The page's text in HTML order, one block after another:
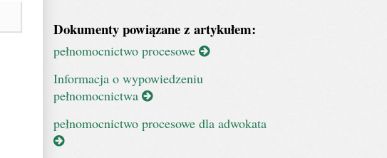
Dokumenty powiązane z artykułem:
pełnomocnictwo procesowe
Informacja o wypowiedzeniu
pełnomocnictwa
pełnomocnictwo procesowe dla adwokata